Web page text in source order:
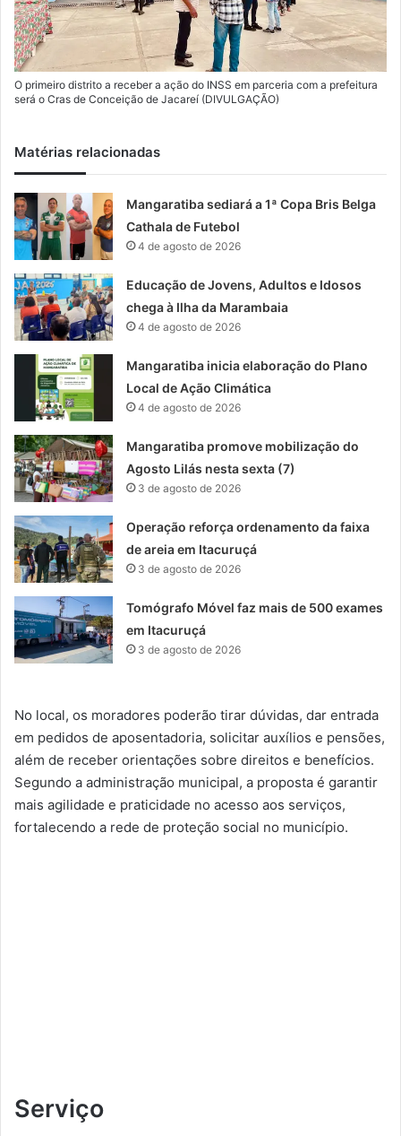
O primeiro distrito a receber a ação do INSS em parceria com a prefeitura
será o Cras de Conceição de Jacareí (DIVULGAÇÃO)
Matérias relacionadas
Mangaratiba sediará a 1ª Copa Bris Belga
Cathala de Futebol
4 de agosto de 2026
Educação de Jovens, Adultos e Idosos
chega à Ilha da Marambaia
4 de agosto de 2026
Mangaratiba inicia elaboração do Plano
Local de Ação Climática
4 de agosto de 2026
Mangaratiba promove mobilização do
Agosto Lilás nesta sexta (7)
3 de agosto de 2026
Operação reforça ordenamento da faixa
de areia em Itacuruçá
3 de agosto de 2026
Tomógrafo Móvel faz mais de 500 exames
em Itacuruçá
3 de agosto de 2026
No local, os moradores poderão tirar dúvidas, dar entrada
em pedidos de aposentadoria, solicitar auxílios e pensões,
além de receber orientações sobre direitos e benefícios.
Segundo a administração municipal, a proposta é garantir
mais agilidade e praticidade no acesso aos serviços,
fortalecendo a rede de proteção social no município.
Serviço